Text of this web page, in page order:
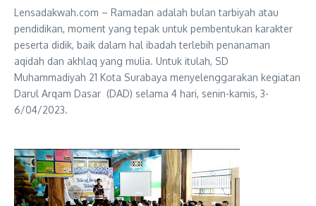
Lensadakwah.com – Ramadan adalah bulan tarbiyah atau
pendidikan, moment yang tepak untuk pembentukan karakter
peserta didik, baik dalam hal ibadah terlebih penanaman
aqidah dan akhlaq yang mulia. Untuk itulah, SD
Muhammadiyah 21 Kota Surabaya menyelenggarakan kegiatan
Darul Arqam Dasar (DAD) selama 4 hari, senin-kamis, 3-
6/04/2023.